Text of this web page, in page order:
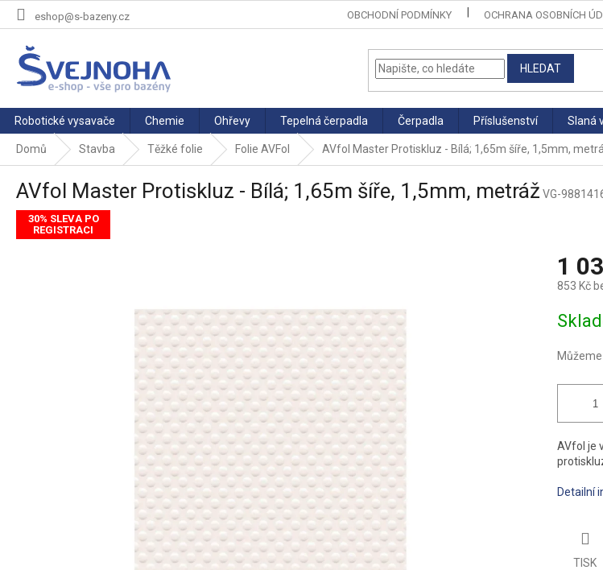
Přejít
eshop@s-bazeny.cz OBCHODNÍ PODMÍNKY OCHRANA OSOBNÍCH
HLEDAT
Robotické vysavače Chemie Ohřevy Tepelná čerpadla Čerpadla Příslušenství Slaná
Domů Stavba Těžké folie Folie AVFol AVfol Master Protiskluz - Bílá; 1,65m šíře, 1,5mm,
AVfol Master Protiskluz - Bílá; 1,65m šíře, 1,5mm, metráž VG-
30% SLEVA PO
REGISTRACI
1
853 Kč
cena:
AVfol je
Detailní
TISK